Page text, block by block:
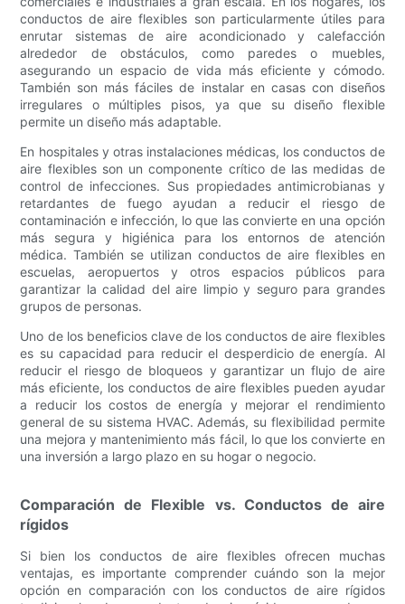
conductos de aire flexibles son particularmente útiles para
enrutar sistemas de aire acondicionado y calefacción
alrededor de obstáculos, como paredes o muebles,
asegurando un espacio de vida más eficiente y cómodo.
También son más fáciles de instalar en casas con diseños
irregulares o múltiples pisos, ya que su diseño flexible
permite un diseño más adaptable.
En hospitales y otras instalaciones médicas, los conductos de
aire flexibles son un componente crítico de las medidas de
control de infecciones. Sus propiedades antimicrobianas y
retardantes de fuego ayudan a reducir el riesgo de
contaminación e infección, lo que las convierte en una opción
más segura y higiénica para los entornos de atención
médica. También se utilizan conductos de aire flexibles en
escuelas, aeropuertos y otros espacios públicos para
garantizar la calidad del aire limpio y seguro para grandes
grupos de personas.
Uno de los beneficios clave de los conductos de aire flexibles
es su capacidad para reducir el desperdicio de energía. Al
reducir el riesgo de bloqueos y garantizar un flujo de aire
más eficiente, los conductos de aire flexibles pueden ayudar
a reducir los costos de energía y mejorar el rendimiento
general de su sistema HVAC. Además, su flexibilidad permite
una mejora y mantenimiento más fácil, lo que los convierte en
una inversión a largo plazo en su hogar o negocio.
Comparación de Flexible vs. Conductos de aire
rígidos
Si bien los conductos de aire flexibles ofrecen muchas
ventajas, es importante comprender cuándo son la mejor
opción en comparación con los conductos de aire rígidos